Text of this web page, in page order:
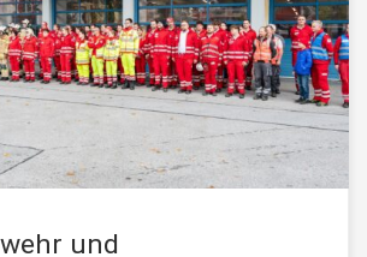
der neuen Drehleiter, die von
Martin Krumschnabel und Bezirkshauptmann
Feuerwehr übergeben wurde. Beide
Einsatzkräften für ihren unermüdlichen
[…]
und